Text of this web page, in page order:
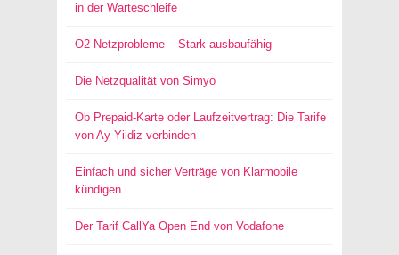
in der Warteschleife
O2 Netzprobleme – Stark ausbaufähig
Die Netzqualität von Simyo
Ob Prepaid-Karte oder Laufzeitvertrag: Die Tarife
von Ay Yildiz verbinden
Einfach und sicher Verträge von Klarmobile
kündigen
Der Tarif CallYa Open End von Vodafone